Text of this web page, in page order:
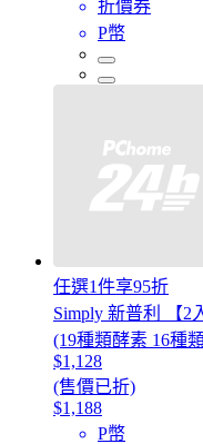
折價券
P幣
任選1件享95折
Simply 新普利 【2
(19種類酵素 16種
$1,128
(售價已折)
$1,188
P幣